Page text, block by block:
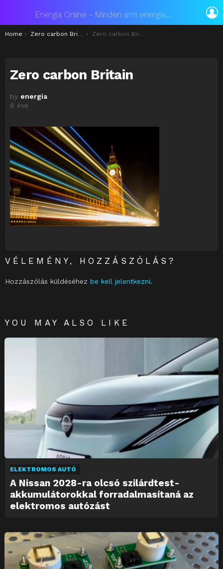
Energia Online - Minden ami energia...
You are here:
Home Zero carbon Britain Zero carbon Britain
Zero carbon Britain
by energia
6 éve
VÉLEMÉNY, HOZZÁSZÓLÁS?
Hozzászólás küldéséhez be kell jelentkezni.
YOU MAY ALSO LIKE
ELEKTROMOS AUTÓ
A Nissan 2028-ra olcsó szilárdtest-
akkumulátorokkal forradalmasítaná az
elektromos autózást